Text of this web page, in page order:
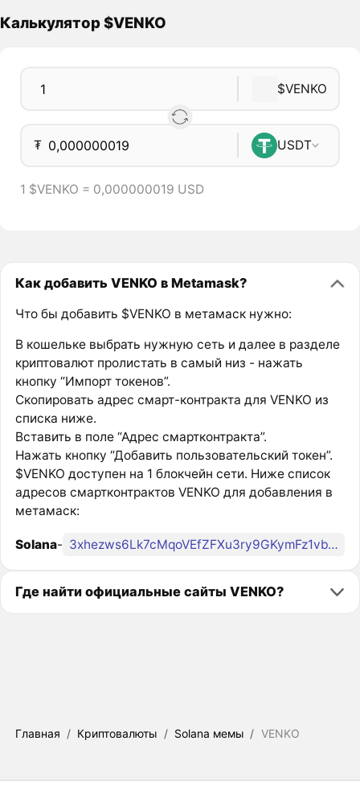
Калькулятор $VENKO
$VENKO
₮ USDT
1 $VENKO = 0,000000019 USD
Как добавить VENKO в Metamask?
Что бы добавить $VENKO в метамаск нужно:
В кошельке выбрать нужную сеть и далее в разделе
криптовалют пролистать в самый низ - нажать
кнопку “Импорт токенов”.
Скопировать адрес смарт-контракта для VENKO из
списка ниже.
Вставить в поле “Адрес смартконтракта”.
Нажать кнопку “Добавить пользовательский токен”.
$VENKO доступен на 1 блокчейн сети. Ниже список
адресов смартконтрактов VENKO для добавления в
метамаск:
Solana- 3xhezws6Lk7cMqoVEfZFXu3ry9GKymFz1vbWyQ4f99uX
Где найти официальные сайты VENKO?
Главная / Криптовалюты / Solana мемы / VENKO